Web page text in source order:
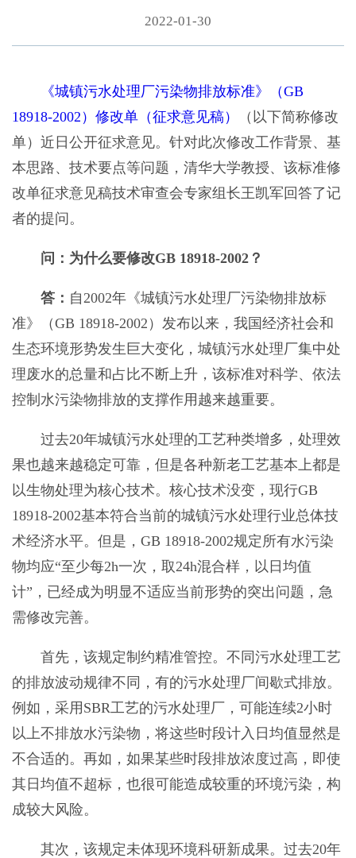
2022-01-30
《城镇污水处理厂污染物排放标准》（GB
18918-2002）修改单（征求意见稿）
（以下简称修改
单）近日公开征求意见。针对此次修改工作背景、基
本思路、技术要点等问题，清华大学教授、该标准修
改单征求意见稿技术审查会专家组长王凯军回答了记
者的提问。
问：为什么要修改GB 18918-2002？
答： 自2002年《城镇污水处理厂污染物排放标
准》（GB 18918-2002）发布以来，我国经济社会和
生态环境形势发生巨大变化，城镇污水处理厂集中处
理废水的总量和占比不断上升，该标准对科学、依法
控制水污染物排放的支撑作用越来越重要。
过去20年城镇污水处理的工艺种类增多，处理效
果也越来越稳定可靠，但是各种新老工艺基本上都是
以生物处理为核心技术。核心技术没变，现行GB
18918-2002基本符合当前的城镇污水处理行业总体技
术经济水平。但是，GB 18918-2002规定所有水污染
物均应“至少每2h一次，取24h混合样，以日均值
计”，已经成为明显不适应当前形势的突出问题，急
需修改完善。
首先，该规定制约精准管控。不同污水处理工艺
的排放波动规律不同，有的污水处理厂间歇式排放。
例如，采用SBR工艺的污水处理厂，可能连续2小时
以上不排放水污染物，将这些时段计入日均值显然是
不合适的。再如，如果某些时段排放浓度过高，即使
其日均值不超标，也很可能造成较重的环境污染，构
成较大风险。
其次，该规定未体现环境科研新成果。过去20年